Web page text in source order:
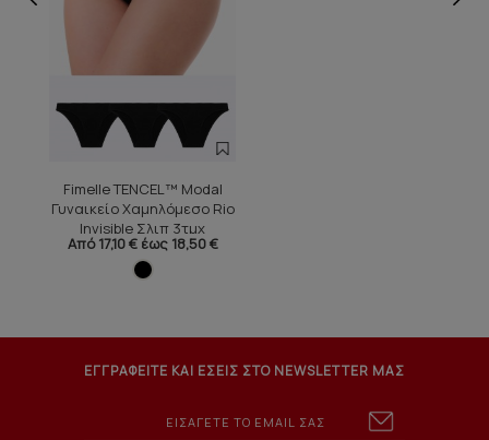
Fimelle TENCEL™ Modal
Γυναικείο Χαμηλόμεσο Rio
Invisible Σλιπ 3τμχ
Από 17,10 € έως 18,50 €
ΕΓΓΡΑΦΕΙΤΕ ΚΑΙ ΕΣΕΙΣ ΣΤΟ NEWSLETTER ΜΑΣ